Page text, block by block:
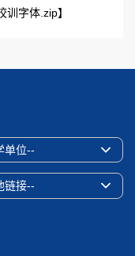
训字体.zip】
单位--
链接--